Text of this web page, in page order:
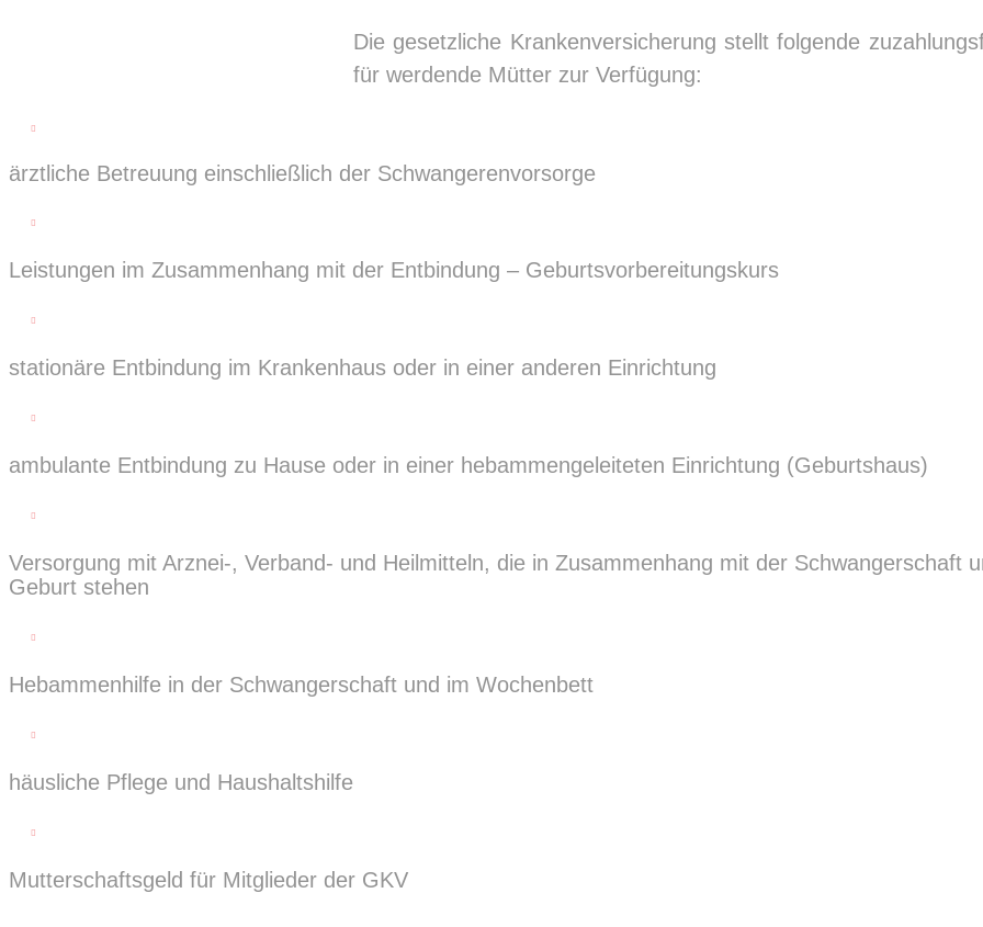
Die gesetzliche Krankenversicherung stellt folgende
für werdende Mütter zur Verfügung:

ärztliche Betreuung einschließlich der Schwangerenvorsorge

Leistungen im Zusammenhang mit der Entbindung – Geburtsvorbereitungskurs

stationäre Entbindung im Krankenhaus oder in einer an­deren Einrichtung

ambulante Entbindung zu Hause oder in einer hebammengeleiteten Einrichtung (Geburtshaus)

Versorgung mit Arznei-, Verband- und Heilmitteln, die in Zusammenhang mit der Schwangerschaft
Geburt stehen

Hebammenhilfe in der Schwangerschaft und im Wochenbett

häusliche Pflege und Haushaltshilfe

Mutterschaftsgeld für Mitglieder der GKV